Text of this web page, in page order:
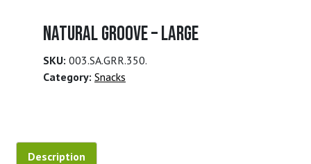
Natural groove – large
SKU: 003.SA.GRR.350.
Category: Snacks
Description